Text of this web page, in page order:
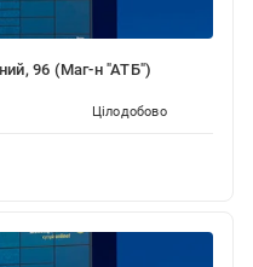
96 (Маг-н "АТБ")
Цілодобово